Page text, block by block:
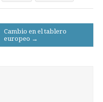
Cambio en el tablero
europeo →